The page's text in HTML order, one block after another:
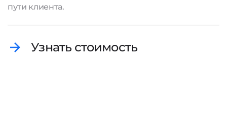
пути клиента.
Узнать стоимость